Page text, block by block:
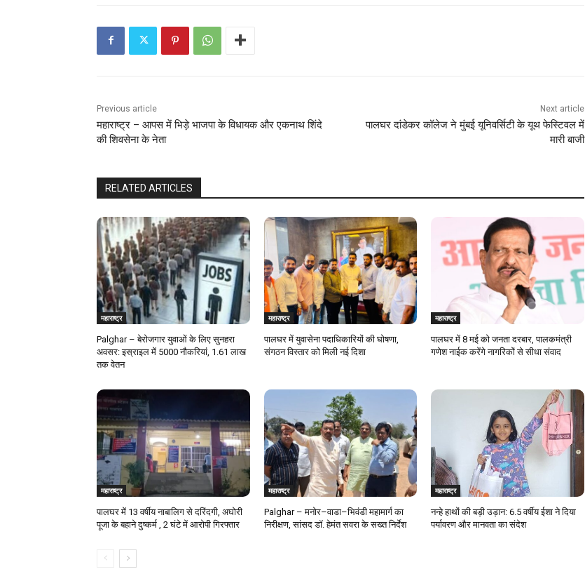
Previous article
महाराष्ट्र – आपस में भिड़े भाजपा के विधायक और एकनाथ शिंदे
की शिवसेना के नेता
Next article
पालघर दांडेकर कॉलेज ने मुंबई यूनिवर्सिटी के यूथ फेस्टिवल में
मारी बाजी
RELATED ARTICLES
महाराष्ट्र
Palghar – बेरोजगार युवाओं के लिए सुनहरा
अवसर: इस्राइल में 5000 नौकरियां, ₹1.61 लाख
तक वेतन
महाराष्ट्र
पालघर में युवासेना पदाधिकारियों की घोषणा,
संगठन विस्तार को मिली नई दिशा
महाराष्ट्र
पालघर में 8 मई को जनता दरबार, पालकमंत्री
गणेश नाईक करेंगे नागरिकों से सीधा संवाद
महाराष्ट्र
पालघर में 13 वर्षीय नाबालिग से दरिंदगी, अघोरी
पूजा के बहाने दुष्कर्म , 2 घंटे में आरोपी गिरफ्तार
महाराष्ट्र
Palghar – मनोर–वाडा–भिवंडी महामार्ग का
निरीक्षण, सांसद डॉ. हेमंत सवरा के सख्त निर्देश
महाराष्ट्र
नन्हे हाथों की बड़ी उड़ान: 6.5 वर्षीय ईशा ने दिया
पर्यावरण और मानवता का संदेश